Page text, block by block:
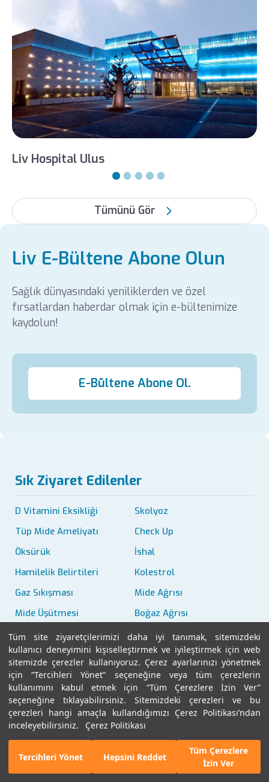
Tüm site ziyaretçilerimizi daha iyi tanımak, sitemizdeki
kullanıcı deneyimini kişiselleştirmek ve iyileştirmek için web
sitemizde çerezler kullanıyoruz. Çerez ayarlarınızı yönetmek
için “Tercihleri Yönet” seçeneğine veya tüm çerezlerin
kullanımını kabul etmek için “Tüm Çerezlere İzin Ver”
seçeneğine tıklayabilirsiniz. Sitemizdeki çerezleri ve bu
çerezleri hangi amaçla kullandığımızı Çerez Politikası’ndan
inceleyebilirsiniz.
Çerez Politikası
Tercihleri Yönet Hepsini Reddet
Tüm Çerezlere
İzin Ver
E-Randevu Bizi Arayın
Liv Hospital Ulus
Tümünü Gör
Liv E-Bültene Abone Olun
Sağlık dünyasındaki yeniliklerden ve özel
fırsatlardan haberdar olmak için e-bültenimize
kaydolun!
E-Bültene Abone Ol.
Sık Ziyaret Edilenler
D Vitamini Eksikliği
Skolyoz
Tüp Mide Ameliyatı
Check Up
Öksürük
İshal
Hamilelik Belirtileri
Kolestrol
Gaz Sıkışması
Mide Ağrısı
Mide Üşütmesi
Boğaz Ağrısı
Kalp Krizi Belirtileri
Zona
Hemoroid
Karın Ağrısı
İnsülin Direnci
Diş Ağrısı
Boğaz Ağrısı
Çocuklarda Ateş
Göğüs Ağrısı
Apandisit Belirtileri
Rinoplasti
Kök Hücre
TAVI
Obezite Cerrahisi